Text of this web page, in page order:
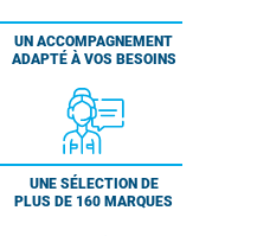
UN ACCOMPAGNEMENT
ADAPTÉ À VOS BESOINS
UNE SÉLECTION DE
PLUS DE 160 MARQUES